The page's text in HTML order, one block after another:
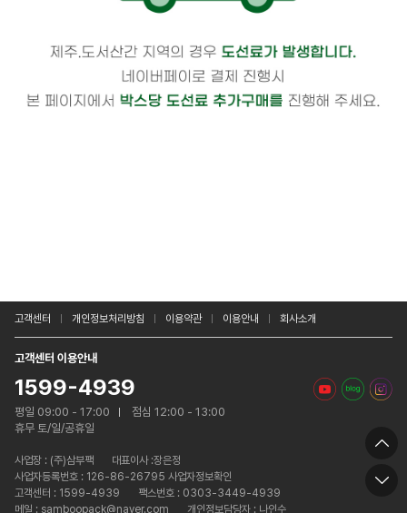
고객센터 개인정보처리방침 이용약관 이용안내 회사소개
고객센터 이용안내
1599-4939
평일 09:00 - 17:00
점심 12:00 - 13:00
휴무 토/일/공휴일
사업장 : (주)삼부팩
대표이사 :장은정
사업자등록번호 : 126-86-26795 사업자정보확인
고객센터 : 1599-4939
팩스번호 : 0303-3449-4939
메일 : samboopack@naver.com
개인정보담당자 : 나인수